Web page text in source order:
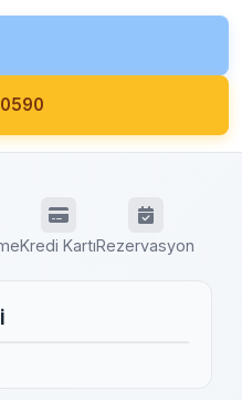
Kredi KartıRezervasyon